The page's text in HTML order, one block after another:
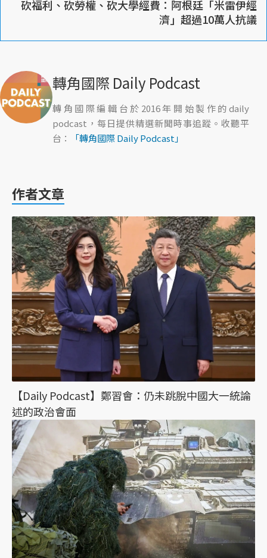
砍福利、砍勞權、砍大學經費：阿根廷「米雷伊經
濟」超過10萬人抗議
轉角國際 Daily Podcast
轉角國際編輯台於2016年開始製作的daily
podcast，每日提供精選新聞時事追蹤。收聽平
台：
「轉角國際 Daily Podcast」
作者文章
【Daily Podcast】鄭習會：仍未跳脫中國大一統論
述的政治會面